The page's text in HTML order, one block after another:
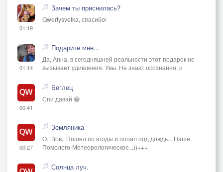
01:19
Зачем ты приснилась?
Qwertysvetka, спасибо!
01:14
Подарите мне...
Да, Анна, в сегодняшней реальности этот подарок не
вызывает удивления. Увы. Не знаю: осознанно, и
00:41
Беглец
Спи давай 😁
00:27
Земляника
О.. Вов.. Пошел по ягоды и попал под дождь... Наше.
Помолого-Метеорологическое...))+++
Солнца луч.